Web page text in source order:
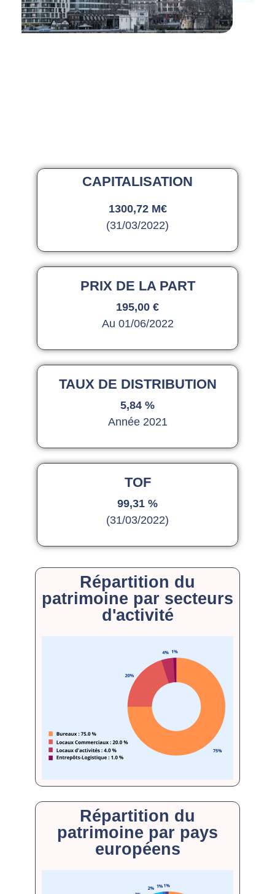
CAPITALISATION
1300,72 M€
(31/03/2022)
PRIX DE LA PART
195,00 €
Au 01/06/2022
TAUX DE DISTRIBUTION
5,84 %
Année 2021
TOF
99,31 %
(31/03/2022)
Répartition du
patrimoine par secteurs
d'activité
Répartition du
patrimoine par pays
européens